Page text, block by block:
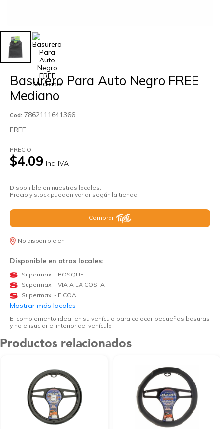
Basurero Para Auto Negro FREE
Mediano
Cod: 7862111641366
FREE
PRECIO
$4.09 Inc. IVA
Disponible en nuestros locales.
Precio y stock pueden variar según la tienda.
Comprar
No disponible en:
Disponible en otros locales:
Supermaxi - BOSQUE
Supermaxi - VIA A LA COSTA
Supermaxi - FICOA
Mostrar más locales
El complemento ideal en su vehículo para colocar pequeñas basuras
y no ensuciar el interior del vehículo
Productos relacionados